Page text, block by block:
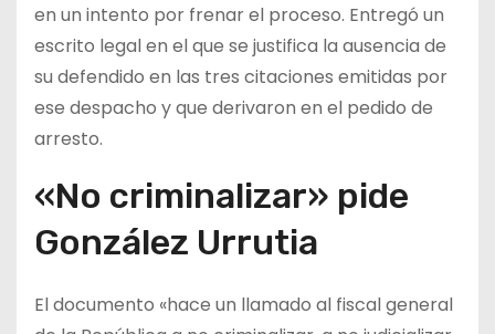
en un intento por frenar el proceso. Entregó un
escrito legal en el que se justifica la ausencia de
su defendido en las tres citaciones emitidas por
ese despacho y que derivaron en el pedido de
arresto.
«No criminalizar» pide
González Urrutia
El documento «hace un llamado al fiscal general